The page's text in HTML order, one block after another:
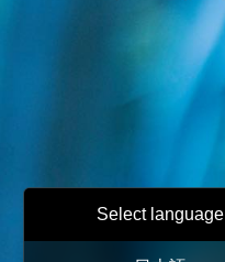
Select language